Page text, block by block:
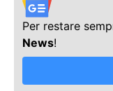
Per restare
News!